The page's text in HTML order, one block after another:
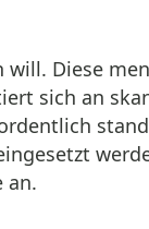
Diese
sich an
an.